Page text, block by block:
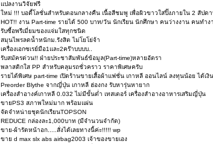
แปลงานวิจัยฟรี
ใหม่ !!! บอดี้โลชั่นสำหรับตอนกลางคืน เนื้อสีชมพู เพื่อผิวขาวใสปิ๊งภายใน 2 สัปด
HOT!! งาน Part-time รายได้ 500 บาท/วัน นักเรียน นักศึกษา คนว่างงาน คนทำ
รับซื้อพรีเมี่ยมของแจ่มใสทุกชนิด
สมุนไพรลดน้ำหนักม.รังสิต ไม่โยโย่จ้า
เครื่องเอกซเรย์มือ1และ2คร๊าบบบบ..
รับสมัครด่วน!! ฝ่ายประชาสัมพันธ์ข้อมูล(Part-time)หลายอัตรา
พลาสติกใส PP สำหรับคลุมรถชั่วคราว ราคาพิเศษครับ
รายได้พิเศษ part-time เปิดร้านขายเสื้อผ้าเเฟชั่น เกาหลี ออนไลน์ ลงทุนน้อย ได้เงิ
Preorder Blythe จากญี่ปุ่น เกาหลี ฮ่องกง รับหารุ่นหายาก
เครื่องสำอางค์เกาหลี 0.032 ไม่มีขั้นต่ำ เทสเตอร์ เครื่องสำอางอาหารเสริมญี่ปุ่น
ขายPS3 สภาพใหม่มาก พร้อมแผ่น
จัดจำหน่ายชุดนักเรียนTOPSON
REDUCE กล่องละ1,000บาท (มีจำนวนจำกัด)
ขาย-ผ้ารัดหน้าอก.....สั่งได้เลยทางนี้ค่ะ!!!!! wp
ขาย d max slx abs airbag2003 เจ้าของขายเอง